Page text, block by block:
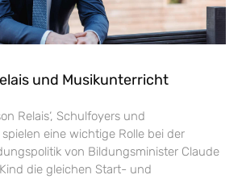
und Musikunterricht
Relais‘, Schulfoyers und
eine wichtige Rolle bei der
von Bildungsminister Claude
die gleichen Start- und